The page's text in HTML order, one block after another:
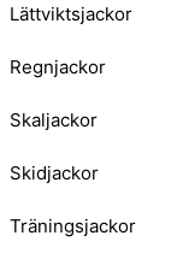
Lättviktsjackor
Regnjackor
Skaljackor
Skidjackor
Träningsjackor